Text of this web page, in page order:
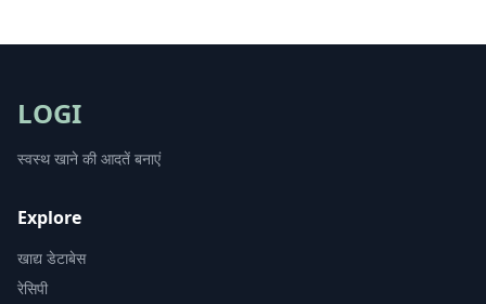
LOGI
स्वस्थ खाने की आदतें बनाएं
Explore
खाद्य डेटाबेस
रेसिपी